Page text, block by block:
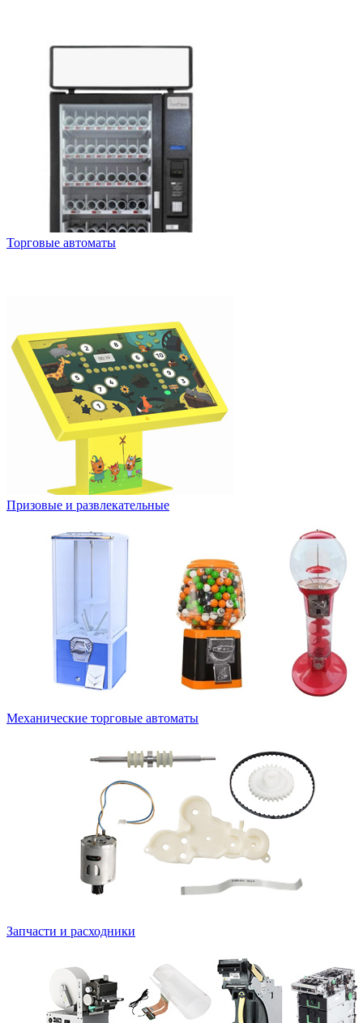
Торговые автоматы
Призовые и развлекательные
Механические торговые автоматы
Запчасти и расходники